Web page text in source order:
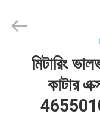
EQUIPMENT
CO.,LTD.
মিটারিং
কাটার